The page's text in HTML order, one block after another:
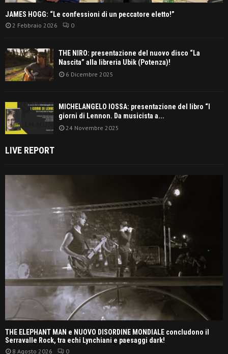
JAMES HOGG: “Le confessioni di un peccatore eletto!”
2 Febbraio 2026 0
THE NIRO: presentazione del nuovo disco “La
Nascita” alla libreria Ubik (Potenza)!
6 Dicembre 2025
MICHELANGELO IOSSA: presentazione del libro “I
giorni di Lennon. Da musicista a...
24 Novembre 2025
LIVE REPORT
THE ELEPHANT MAN e NUOVO DISORDINE MONDIALE concludono il
Serravalle Rock, tra echi Lynchiani e paesaggi dark!
8 Agosto 2026 0